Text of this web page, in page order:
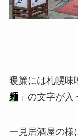
暖簾には札幌味
麺」の文字が入
一見居酒屋の様